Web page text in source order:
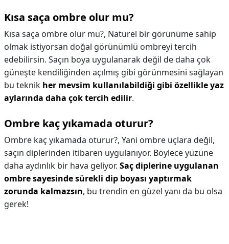
Kısa saça ombre olur mu?
Kısa saça ombre olur mu?, Natürel bir görünüme sahip
olmak istiyorsan doğal görünümlü ombreyi tercih
edebilirsin. Saçın boya uygulanarak değil de daha çok
güneşte kendiliğinden açılmış gibi görünmesini sağlayan
bu teknik her mevsim kullanılabildiği gibi özellikle yaz
aylarında daha çok tercih edilir.
Ombre kaç yıkamada oturur?
Ombre kaç yıkamada oturur?, Yani ombre uçlara değil,
saçın diplerinden itibaren uygulanıyor. Böylece yüzüne
daha aydınlık bir hava geliyor. Saç diplerine uygulanan
ombre sayesinde sürekli dip boyası yaptırmak
zorunda kalmazsın, bu trendin en güzel yanı da bu olsa
gerek!